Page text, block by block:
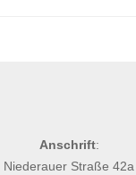
Anschrift:
Niederauer Straße 42a